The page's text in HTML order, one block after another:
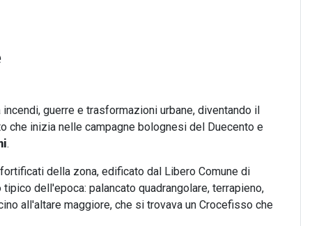
guerre e trasformazioni urbane, diventando il
che inizia nelle campagne bolognesi del Duecento e
.
della zona, edificato dal Libero Comune di
dell'epoca: palancato quadrangolare, terrapieno,
all'altare maggiore, che si trovava un Crocefisso che